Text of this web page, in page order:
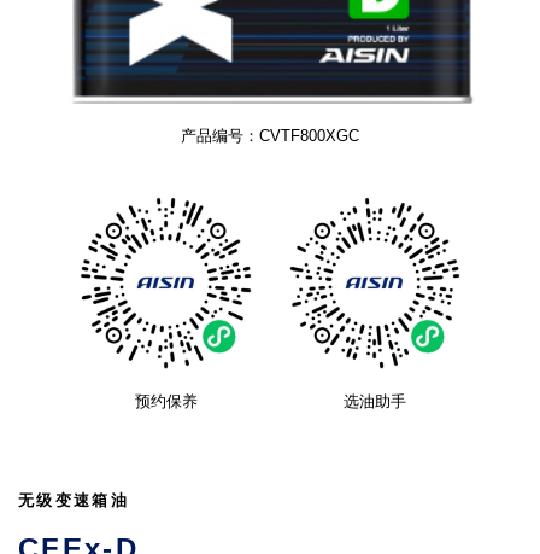
产品编号：CVTF800XGC
预约保养 选油助手
无级变速箱油